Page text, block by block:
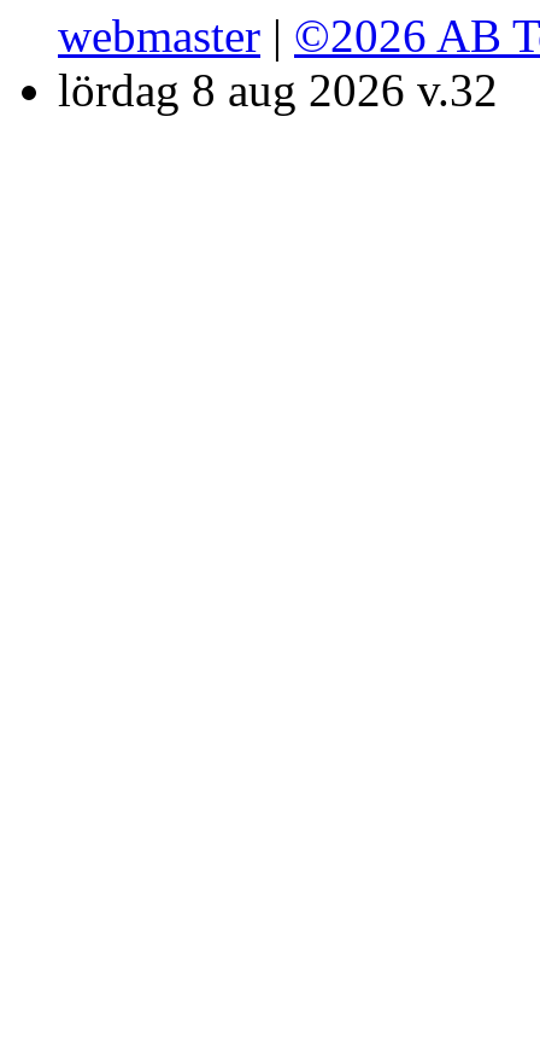
webmaster | ©2026 AB
lördag 8 aug 2026 v.32